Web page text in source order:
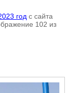
год с сайта
102 из